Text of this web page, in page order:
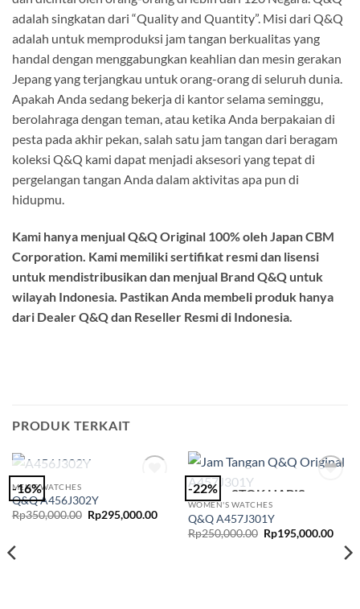
adalah singkatan dari “Quality and Quantity”. Misi dari Q&Q
adalah untuk memproduksi jam tangan berkualitas yang
handal dengan menggabungkan keahlian dan mesin gerakan
Jepang yang terjangkau untuk orang-orang di seluruh dunia.
Apakah Anda sedang bekerja di kantor selama seminggu,
berolahraga dengan teman, atau ketika Anda berpakaian di
pesta pada akhir pekan, salah satu jam tangan dari beragam
koleksi Q&Q kami dapat menjadi aksesori yang tepat di
pergelangan tangan Anda dalam aktivitas apa pun di
hidupmu.
Kami hanya menjual Q&Q Original 100% oleh Japan CBM
Corporation. Kami memiliki sertifikat resmi dan lisensi
untuk mendistribusikan dan menjual Brand Q&Q untuk
wilayah Indonesia. Pastikan Anda membeli produk hanya
dari Dealer Q&Q dan Reseller Resmi di Indonesia.
PRODUK TERKAIT
-16% STOK HABIS
MEN'S WATCHES
Q&Q A456J302Y
Rp350,000.00 Harga
aslinya
Rp295,000.00Harga
-22% STOK HABIS
WOMEN'S WATCHES
Q&Q A457J301Y
Rp250,000.00 Harga
aslinya
Rp195,000.00
saat